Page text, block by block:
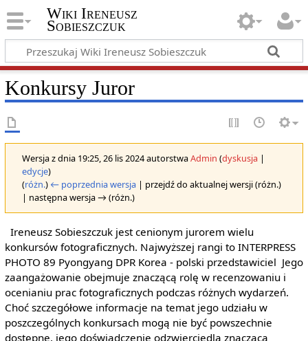
Wiki Ireneusz
Sobieszczuk
Konkursy Juror
Wersja z dnia 19:25, 26 lis 2024 autorstwaAdmin (dyskusja|
edycje)
(różn.) ← poprzednia wersja| przejdź do aktualnej wersji (różn.)
| następna wersja → (różn.)
Ireneusz Sobieszczuk jest cenionym jurorem wielu
konkursów fotograficznych. Najwyższej rangi to INTERPRESS
PHOTO 89 Pyongyang DPR Korea - polski przedstawiciel Jego
zaangażowanie obejmuje znaczącą rolę w recenzowaniu i
ocenianiu prac fotograficznych podczas różnych wydarzeń.
Choć szczegółowe informacje na temat jego udziału w
poszczególnych konkursach mogą nie być powszechnie
dostępne, jego doświadczenie odzwierciedla znaczącą